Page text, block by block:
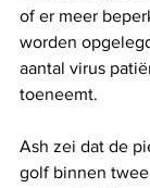
of er meer
worden
aantal virus
toeneemt.
Ash zei dat de
golf binnen